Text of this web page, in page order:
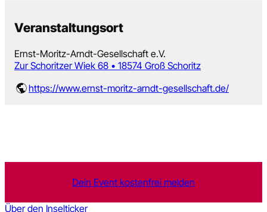
Veranstaltungsort
Ernst-Moritz-Arndt-Gesellschaft e.V.
Zur Schoritzer Wiek 68 • 18574 Groß Schoritz
https://www.ernst-moritz-arndt-gesellschaft.de/
Dein Event kostenfrei melden
Über den Inselticker